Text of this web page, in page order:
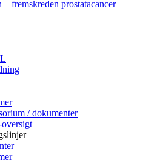
– fremskreden prostatacancer
/ dokumenter